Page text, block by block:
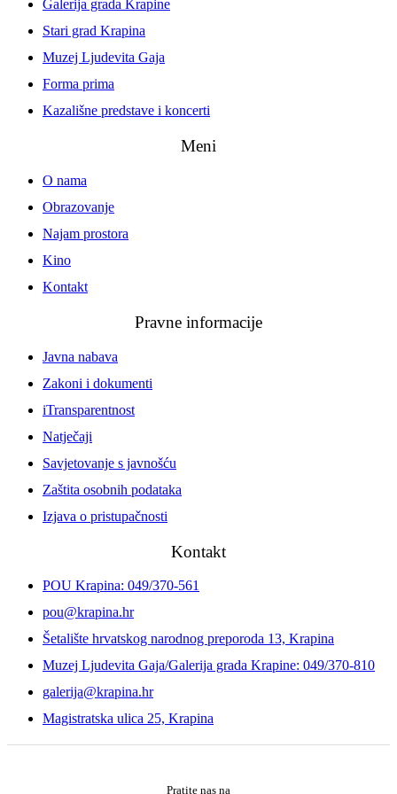
Galerija grada Krapine
Stari grad Krapina
Muzej Ljudevita Gaja
Forma prima
Kazališne predstave i koncerti
Meni
O nama
Obrazovanje
Najam prostora
Kino
Kontakt
Pravne informacije
Javna nabava
Zakoni i dokumenti
iTransparentnost
Natječaji
Savjetovanje s javnošću
Zaštita osobnih podataka
Izjava o pristupačnosti
Kontakt
POU Krapina: 049/370-561
pou@krapina.hr
Šetalište hrvatskog narodnog preporoda 13, Krapina
Muzej Ljudevita Gaja/Galerija grada Krapine: 049/370-810
galerija@krapina.hr
Magistratska ulica 25, Krapina
Pratite nas na